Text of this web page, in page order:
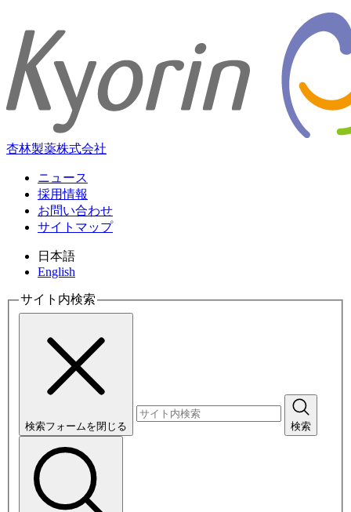
杏林製薬株式会社
ニュース
採用情報
お問い合わせ
サイトマップ
日本語
English
サイト内検索
検索フォームを閉じる 検索